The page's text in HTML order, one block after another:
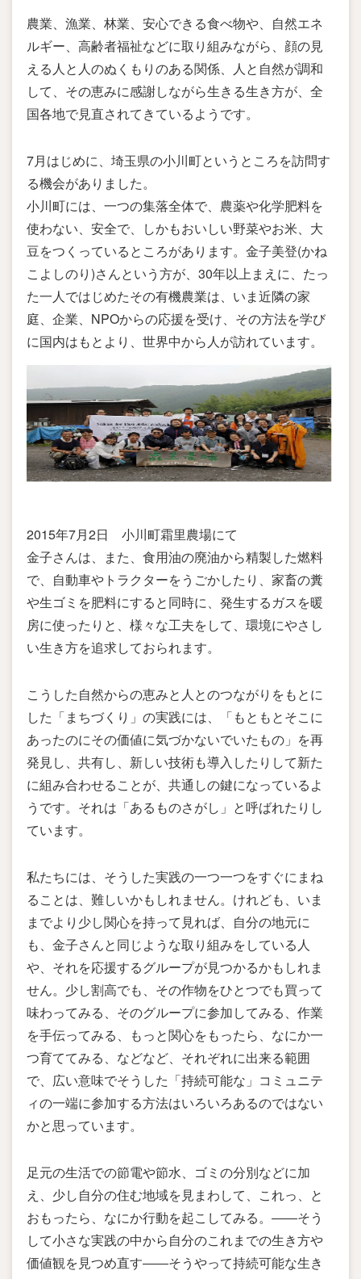
農業、漁業、林業、安心できる食べ物や、自然エネ
ルギー、高齢者福祉などに取り組みながら、顔の見
える人と人のぬくもりのある関係、人と自然が調和
して、その恵みに感謝しながら生きる生き方が、全
国各地で見直されてきているようです。
7月はじめに、埼玉県の小川町というところを訪問す
る機会がありました。
小川町には、一つの集落全体で、農薬や化学肥料を
使わない、安全で、しかもおいしい野菜やお米、大
豆をつくっているところがあります。金子美登(かね
こよしのり)さんという方が、30年以上まえに、たっ
た一人ではじめたその有機農業は、いま近隣の家
庭、企業、NPOからの応援を受け、その方法を学び
に国内はもとより、世界中から人が訪れています。
2015年7月2日 小川町霜里農場にて
金子さんは、また、食用油の廃油から精製した燃料
で、自動車やトラクターをうごかしたり、家畜の糞
や生ゴミを肥料にすると同時に、発生するガスを暖
房に使ったりと、様々な工夫をして、環境にやさし
い生き方を追求しておられます。
こうした自然からの恵みと人とのつながりをもとに
した「まちづくり」の実践には、「もともとそこに
あったのにその価値に気づかないでいたもの」を再
発見し、共有し、新しい技術も導入したりして新た
に組み合わせることが、共通しの鍵になっているよ
うです。それは「あるものさがし」と呼ばれたりし
ています。
私たちには、そうした実践の一つ一つをすぐにまね
ることは、難しいかもしれません。けれども、いま
までより少し関心を持って見れば、自分の地元に
も、金子さんと同じような取り組みをしている人
や、それを応援するグループが見つかるかもしれま
せん。少し割高でも、その作物をひとつでも買って
味わってみる、そのグループに参加してみる、作業
を手伝ってみる、もっと関心をもったら、なにか一
つ育ててみる、などなど、それぞれに出来る範囲
で、広い意味でそうした「持続可能な」コミュニテ
ィの一端に参加する方法はいろいろあるのではない
かと思っています。
足元の生活での節電や節水、ゴミの分別などに加
え、少し自分の住む地域を見まわして、これっ、と
おもったら、なにか行動を起こしてみる。――そう
して小さな実践の中から自分のこれまでの生き方や
価値観を見つめ直す――そうやって持続可能な生き